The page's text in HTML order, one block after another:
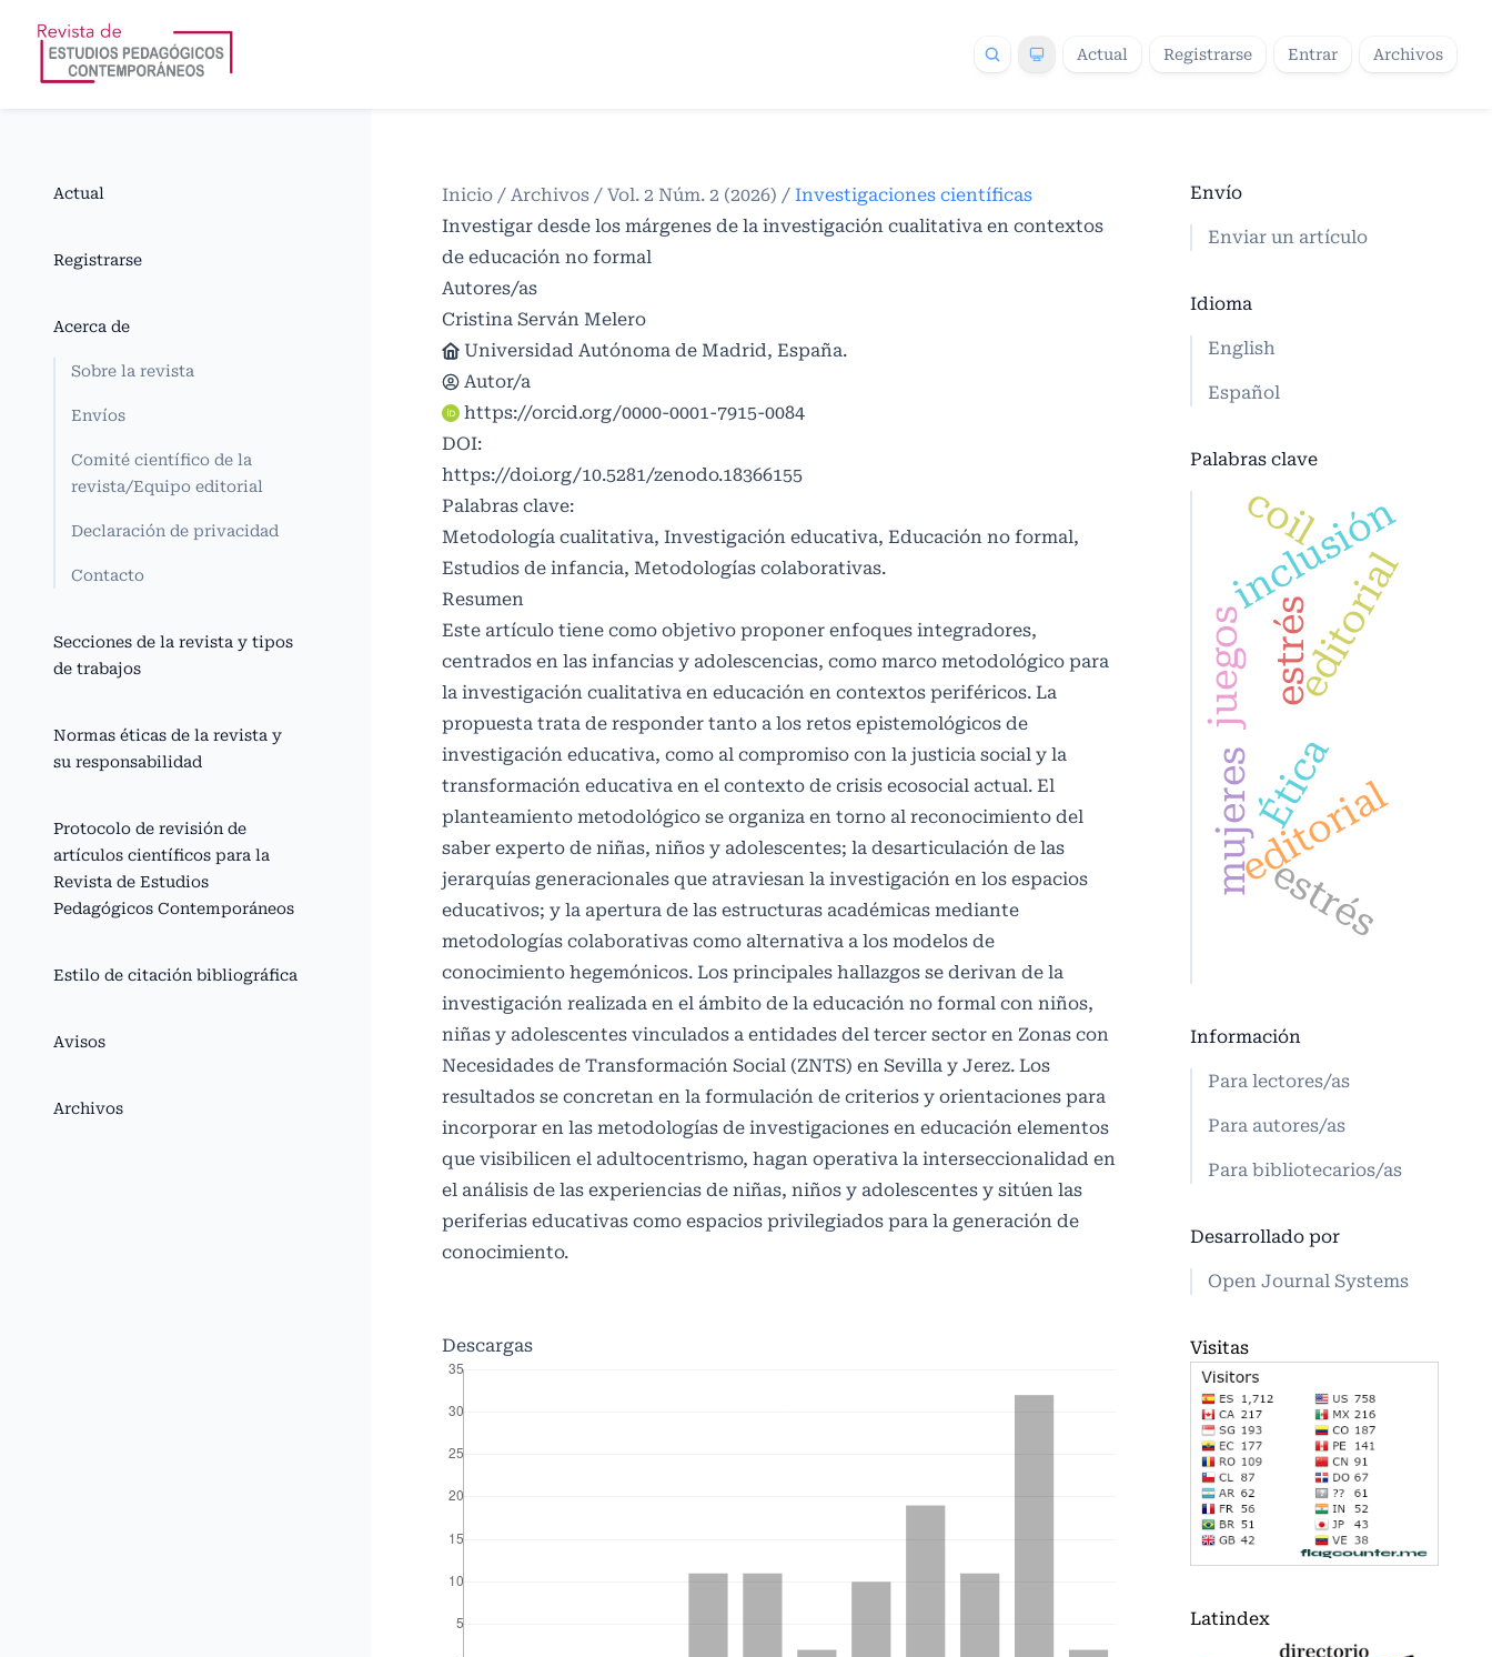
Actual Registrarse Entrar Archivos
Actual
Registrarse
Acerca de
Sobre la revista
Envíos
Comité científico de la
revista/Equipo editorial
Declaración de privacidad
Contacto
Secciones de la revista y tipos
de trabajos
Normas éticas de la revista y
su responsabilidad
Protocolo de revisión de
artículos científicos para la
Revista de Estudios
Pedagógicos Contemporáneos
Estilo de citación bibliográfica
Avisos
Archivos
Inicio / Archivos / Vol. 2 Núm. 2 (2026) / Investigaciones científicas
Investigar desde los márgenes de la investigación cualitativa en contextos
de educación no formal
Autores/as
Cristina Serván Melero
Universidad Autónoma de Madrid, España.
Autor/a
https://orcid.org/0000-0001-7915-0084
DOI:
https://doi.org/10.5281/zenodo.18366155
Palabras clave:
Metodología cualitativa, Investigación educativa, Educación no formal,
Estudios de infancia, Metodologías colaborativas.
Resumen
Este artículo tiene como objetivo proponer enfoques integradores,
centrados en las infancias y adolescencias, como marco metodológico para
la investigación cualitativa en educación en contextos periféricos. La
propuesta trata de responder tanto a los retos epistemológicos de
investigación educativa, como al compromiso con la justicia social y la
transformación educativa en el contexto de crisis ecosocial actual. El
planteamiento metodológico se organiza en torno al reconocimiento del
saber experto de niñas, niños y adolescentes; la desarticulación de las
jerarquías generacionales que atraviesan la investigación en los espacios
educativos; y la apertura de las estructuras académicas mediante
metodologías colaborativas como alternativa a los modelos de
conocimiento hegemónicos. Los principales hallazgos se derivan de la
investigación realizada en el ámbito de la educación no formal con niños,
niñas y adolescentes vinculados a entidades del tercer sector en Zonas con
Necesidades de Transformación Social (ZNTS) en Sevilla y Jerez. Los
resultados se concretan en la formulación de criterios y orientaciones para
incorporar en las metodologías de investigaciones en educación elementos
que visibilicen el adultocentrismo, hagan operativa la interseccionalidad en
el análisis de las experiencias de niñas, niños y adolescentes y sitúen las
periferias educativas como espacios privilegiados para la generación de
conocimiento.
Descargas
Envío
Enviar un artículo
Idioma
English
Español
Palabras clave
editorial
inclusión
estrés
coil
juegos
editorial
mujeres
estrés
Ética
Información
Para lectores/as
Para autores/as
Para bibliotecarios/as
Desarrollado por
Open Journal Systems
Visitas
Latindex